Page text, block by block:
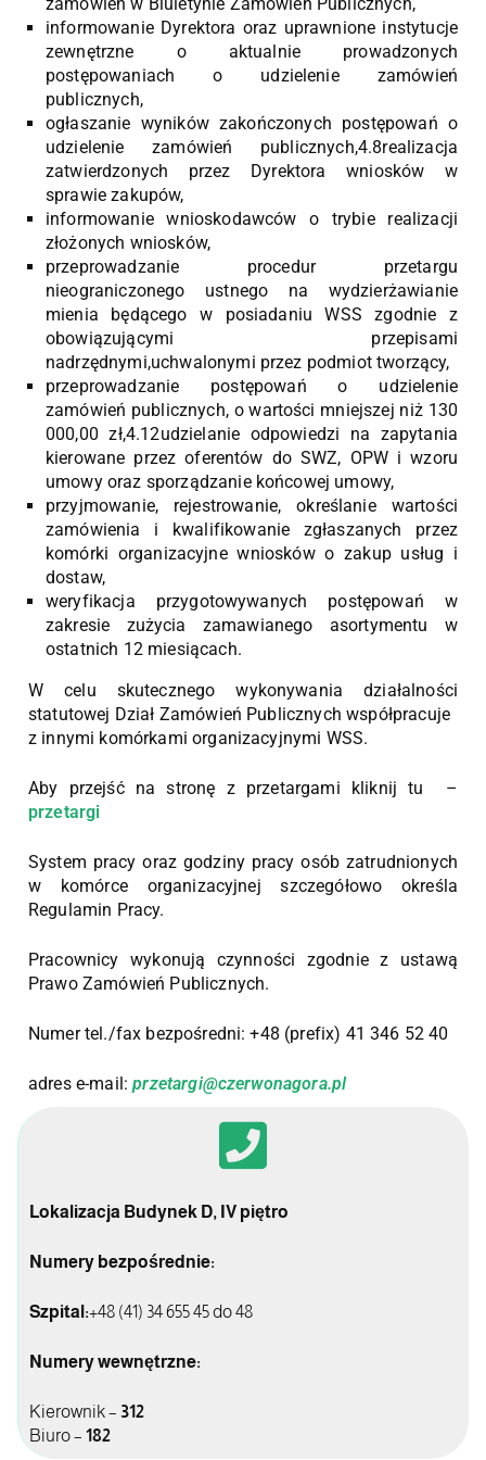
informowanie Dyrektora oraz uprawnione instytucje
zewnętrzne o aktualnie prowadzonych
postępowaniach o udzielenie zamówień
publicznych,
ogłaszanie wyników zakończonych postępowań o
udzielenie zamówień publicznych,4.8realizacja
zatwierdzonych przez Dyrektora wniosków w
sprawie zakupów,
informowanie wnioskodawców o trybie realizacji
złożonych wniosków,
przeprowadzanie procedur przetargu
nieograniczonego ustnego na wydzierżawianie
mienia będącego w posiadaniu WSS zgodnie z
obowiązującymi przepisami
nadrzędnymi,uchwalonymi przez podmiot tworzący,
przeprowadzanie postępowań o udzielenie
zamówień publicznych, o wartości mniejszej niż 130
000,00 zł,4.12udzielanie odpowiedzi na zapytania
kierowane przez oferentów do SWZ, OPW i wzoru
umowy oraz sporządzanie końcowej umowy,
przyjmowanie, rejestrowanie, określanie wartości
zamówienia i kwalifikowanie zgłaszanych przez
komórki organizacyjne wniosków o zakup usług i
dostaw,
weryfikacja przygotowywanych postępowań w
zakresie zużycia zamawianego asortymentu w
ostatnich 12 miesiącach.
W celu skutecznego wykonywania działalności
statutowej Dział Zamówień Publicznych współpracuje
z innymi komórkami organizacyjnymi WSS.
Aby przejść na stronę z przetargami kliknij tu –
przetargi
System pracy oraz godziny pracy osób zatrudnionych
w komórce organizacyjnej szczegółowo określa
Regulamin Pracy.
Pracownicy wykonują czynności zgodnie z ustawą
Prawo Zamówień Publicznych.
Numer tel./fax bezpośredni: +48 (prefix) 41 346 52 40
adres e-mail:przetargi@czerwonagora.pl
Lokalizacja Budynek D, IV piętro
Numery bezpośrednie:
Szpital:+48 (41) 34 655 45 do 48
Numery wewnętrzne:
Kierownik – 312
Biuro – 182